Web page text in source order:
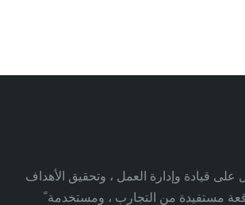
قيادة وإدارة العمل ، وتحقيق الأهداف
مستفيدة من التجارب ، ومستخدمة